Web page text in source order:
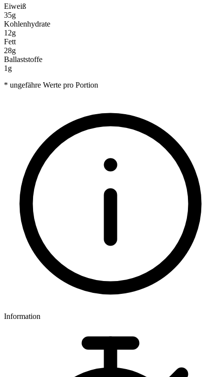
Eiweiß
35g
Kohlenhydrate
12g
Fett
28g
Ballaststoffe
1g
* ungefähre Werte pro Portion
Information